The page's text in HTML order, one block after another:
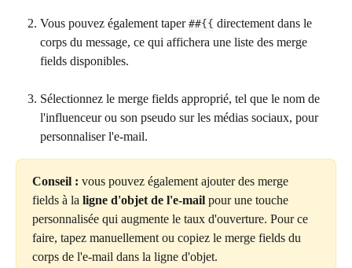
Vous pouvez également taper ##{{ directement dans le
corps du message, ce qui affichera une liste des merge
fields disponibles.
Sélectionnez le merge fields approprié, tel que le nom de
l'influenceur ou son pseudo sur les médias sociaux, pour
personnaliser l'e-mail.
Conseil : vous pouvez également ajouter des merge
fields à la ligne d'objet de l'e-mail pour une touche
personnalisée qui augmente le taux d'ouverture. Pour ce
faire, tapez manuellement ou copiez le merge fields du
corps de l'e-mail dans la ligne d'objet.